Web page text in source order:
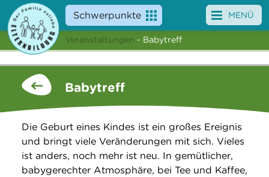
Schwerpunkte
Angebote
Veranstaltungen
Service
Über uns
MENÜ
Veranstaltungen - Babytreff
Babytreff
Die Geburt eines Kindes ist ein großes Ereignis
und bringt viele Veränderungen mit sich. Vieles
ist anders, noch mehr ist neu. In gemütlicher,
babygerechter Atmosphäre, bei Tee und Kaffee,